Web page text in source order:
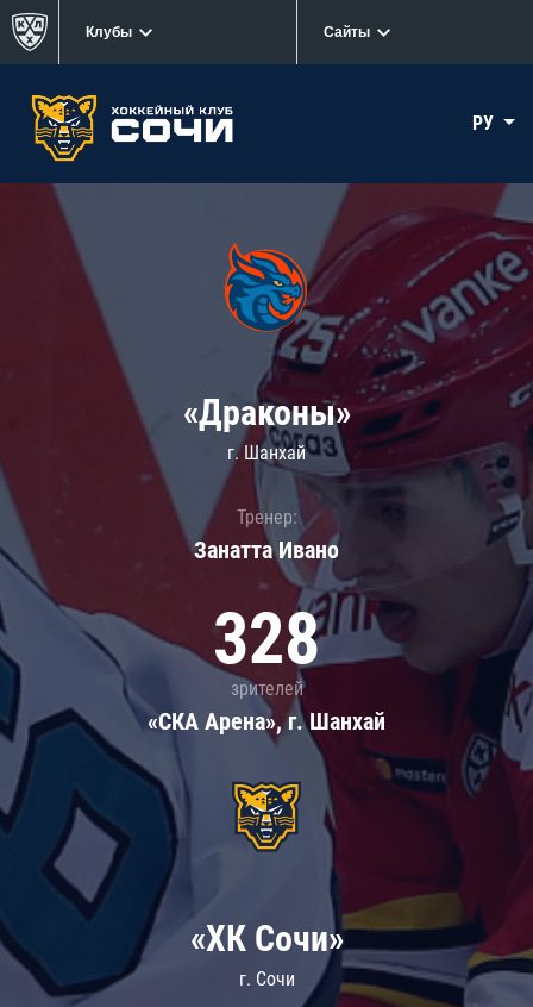
Клубы Сайты
РУ
«Драконы»
г. Шанхай
Тренер:
Занатта Иванo
328
зрителей
«СКА Арена», г. Шанхай
«ХК Сочи»
г. Сочи